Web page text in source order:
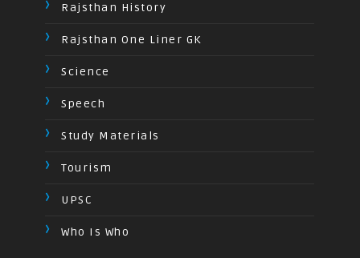
Rajsthan History
Rajsthan One Liner GK
Science
Speech
Study Materials
Tourism
UPSC
Who Is Who